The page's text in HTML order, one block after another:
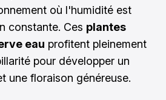
où l'humidité est
constante. Ces plantes
eau profitent pleinement
pour développer un
une floraison généreuse.